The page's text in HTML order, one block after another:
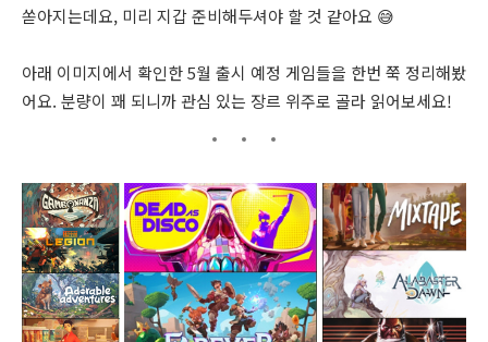
쏟아지는데요, 미리 지갑 준비해두셔야 할 것 같아요 😅
아래 이미지에서 확인한 5월 출시 예정 게임들을 한번 쭉 정리해봤
어요. 분량이 꽤 되니까 관심 있는 장르 위주로 골라 읽어보세요!